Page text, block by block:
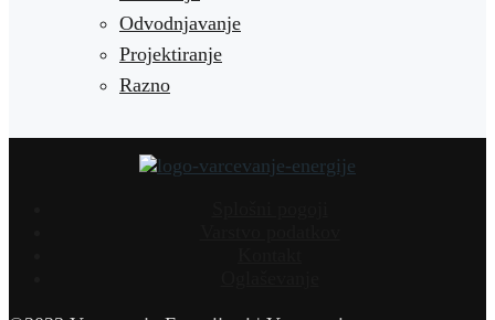
Odvodnjavanje
Projektiranje
Razno